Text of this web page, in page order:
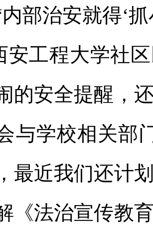
部治安就得‘
安工程大学社
的安全提醒，
与学校相关部
最近我们还计
《法治宣传教